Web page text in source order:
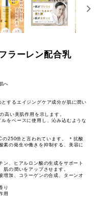
ラーレン配合乳
へ
するエイジングケア成分が肌に潤い
高い美肌作用を示します。
をベースに使用し、沁み込むような
の250倍と言われています。 ＊抗酸
素の発生や働きを抑制する、美容に
、ヒアルロン酸の生成をサポート
の潤いをアップさせます。
増加、コラーゲンの合成、ターンオ
り
用